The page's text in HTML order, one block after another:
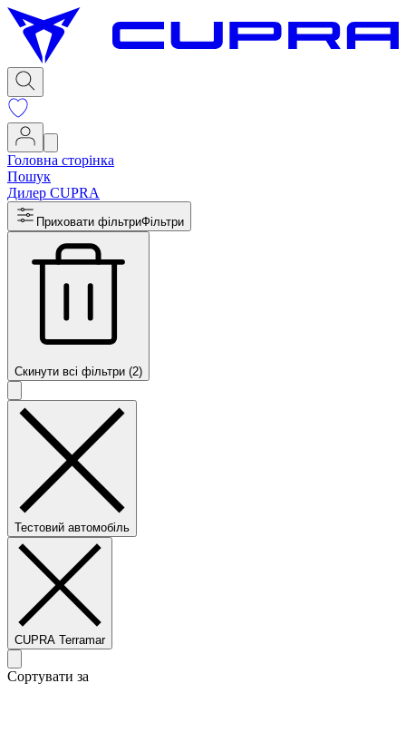
Головна сторінка
Пошук
Дилер CUPRA
Приховати фільтриФільтри
Скинути всі фільтри (2)
Тестовий автомобіль
CUPRA Terramar
Сортувати за